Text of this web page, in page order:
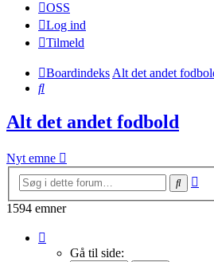
OSS
Log ind
Tilmeld
BoardindeksAlt det andet
Søg
Alt det andet fodbold
Nyt emne
Søg
1594 emner
Gå til side: